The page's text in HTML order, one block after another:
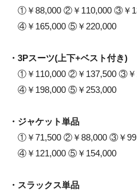
①￥88,000 ②￥110,000 ③￥
④￥165,000 ⑤￥220,000
・3Pスーツ(上下+ベスト付き)
①￥110,000 ②￥137,500 ③￥
④￥198,000 ⑤￥253,000
・ジャケット単品
①￥71,500 ②￥88,000 ③￥
④￥121,000 ⑤￥154,000
・スラックス単品